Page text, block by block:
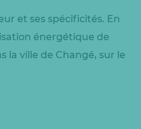
et ses spécificités. En
énergétique de
la ville de Changé, sur le